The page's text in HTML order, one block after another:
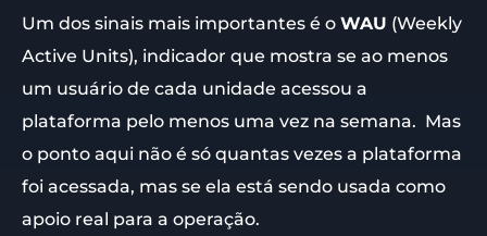
Um dos sinais mais importantes é o WAU (Weekly
Active Units), indicador que mostra se ao menos
um usuário de cada unidade acessou a
plataforma pelo menos uma vez na semana. Mas
o ponto aqui não é só quantas vezes a plataforma
foi acessada, mas se ela está sendo usada como
apoio real para a operação.